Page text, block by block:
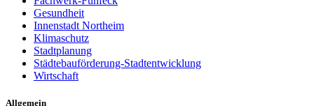
Gesundheit
Innenstadt Northeim
Klimaschutz
Stadtplanung
Städtebauförderung-Stadtentwicklung
Wirtschaft
Allgemein